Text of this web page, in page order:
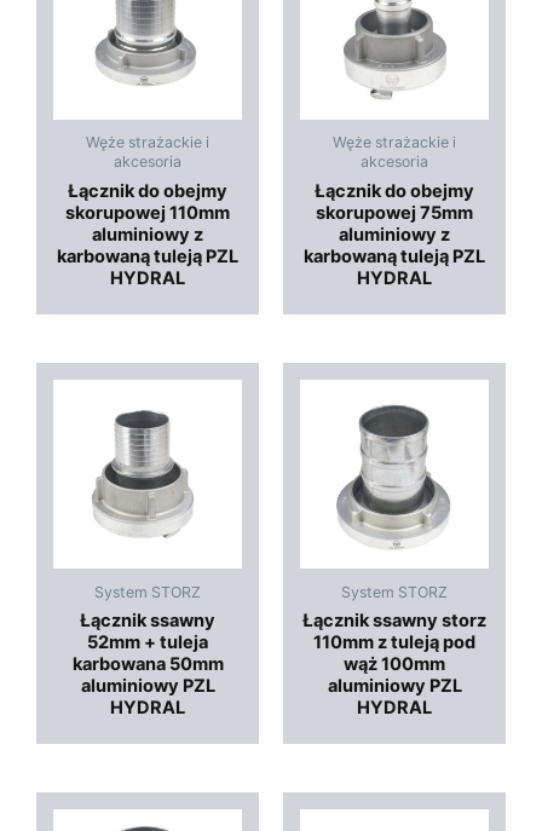
Węże strażackie i
akcesoria
Łącznik do obejmy
skorupowej 110mm
aluminiowy z
karbowaną tuleją PZL
HYDRAL
Węże strażackie i
akcesoria
Łącznik do obejmy
skorupowej 75mm
aluminiowy z
karbowaną tuleją PZL
HYDRAL
System STORZ
Łącznik ssawny
52mm + tuleja
karbowana 50mm
aluminiowy PZL
HYDRAL
System STORZ
Łącznik ssawny storz
110mm z tuleją pod
wąż 100mm
aluminiowy PZL
HYDRAL